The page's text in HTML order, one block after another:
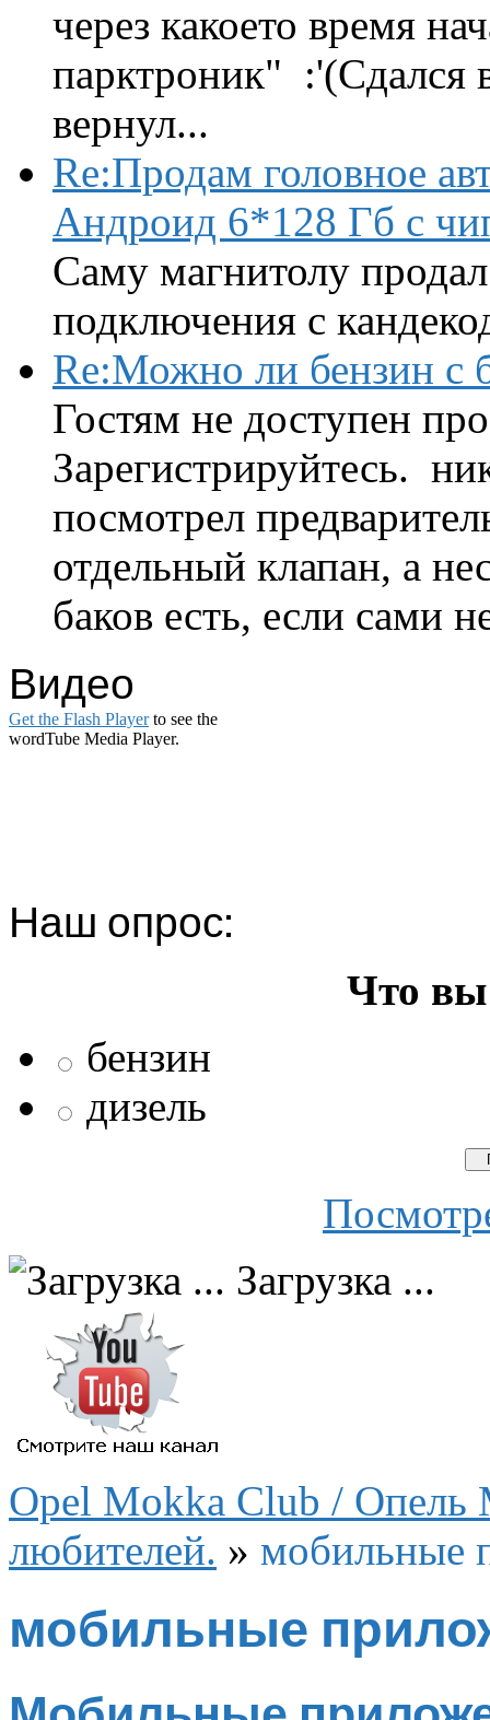
через какоето время
парктроник" :'(Сдался
вернул...
Re:Продам головное
Андроид 6*128 Гб с
Саму магнитолу
подключения с
Re:Можно ли бензин с
Гостям не доступен
Зарегистрируйтесь.
посмотрел
отдельный клапан, а
баков есть, если сами
Видео
Get the Flash Playerto see the
wordTube Media Player.
Наш опрос:
Что вы
бензин
дизель
Загрузка ...
Opel Mokka Club / Опель
любителей. » мобильные
мобильные